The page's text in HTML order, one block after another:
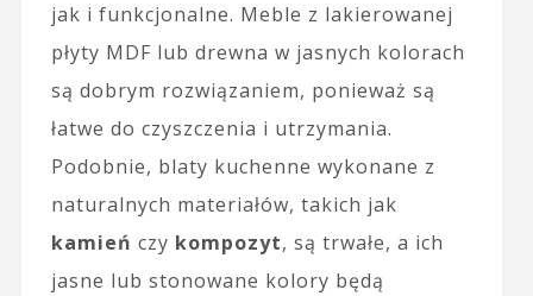
jak i funkcjonalne. Meble z lakierowanej
płyty MDF lub drewna w jasnych kolorach
są dobrym rozwiązaniem, ponieważ są
łatwe do czyszczenia i utrzymania.
Podobnie, blaty kuchenne wykonane z
naturalnych materiałów, takich jak
kamień czy kompozyt, są trwałe, a ich
jasne lub stonowane kolory będą